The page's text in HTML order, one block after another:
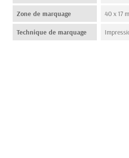
Zone de marquage 40 x 17
Technique de marquage